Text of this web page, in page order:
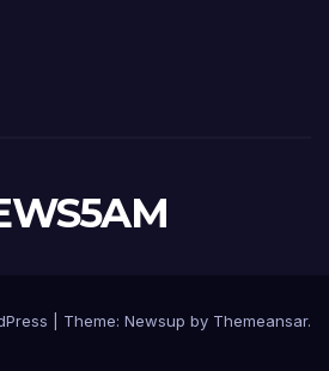
Theme: Newsup by Themeansar.